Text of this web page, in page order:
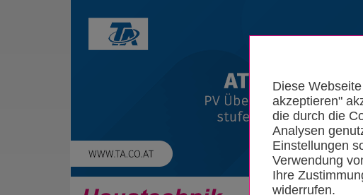
Diese
akzeptieren"
die durch die
Analysen
Einstellungen
Verwendung
Ihre
widerrufen.